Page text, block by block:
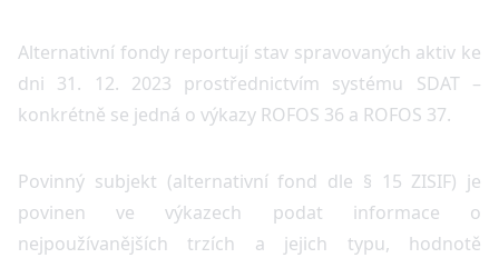
Alternativní fondy reportují stav spravovaných aktiv ke
dni 31. 12. 2023 prostřednictvím systému SDAT –
konkrétně se jedná o výkazy ROFOS 36 a ROFOS 37.
Povinný subjekt (alternativní fond dle § 15 ZISIF) je
povinen ve výkazech podat informace o
nejpoužívanějších trzích a jejich typu, hodnotě